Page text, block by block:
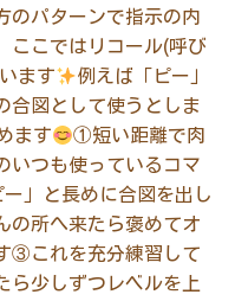
のパターンで指示の内
ここではリコール(呼び
ます
例えば「ピー」
合図として使うとしま
ます
①短い距離で肉
いつも使っているコマ
」と長めに合図を出し
の所へ来たら褒めてオ
③これを充分練習して
ら少しずつレベルを上